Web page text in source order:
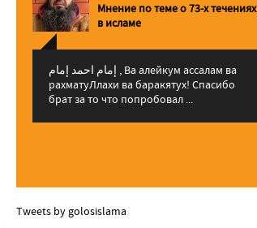
Мнение по теме о 73-х течениях
в исламе
إمام احمد إمام , Ва алейкум ассалам ва
рахматуЛлахи ва баракятух! Спасибо
брат за то что попробовал ...
Tweets by golosislama